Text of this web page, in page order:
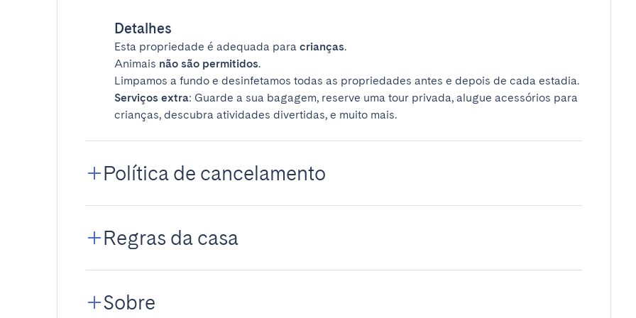
Detalhes
Esta propriedade é adequada para crianças.
Animais não são permitidos.
Limpamos a fundo e desinfetamos todas as propriedades antes e depois de cada estadia.
Serviços extra: Guarde a sua bagagem, reserve uma tour privada, alugue acessórios para
crianças, descubra atividades divertidas, e muito mais.
Política de cancelamento
Regras da casa
Sobre